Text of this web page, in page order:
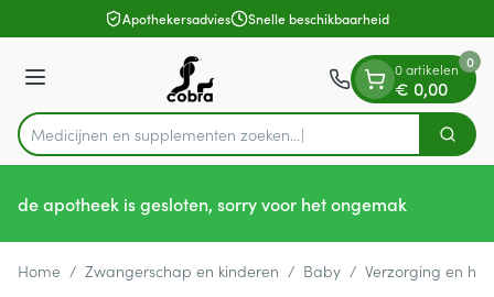
Ga naar de inhoudApothekersadvies Snelle beschikbaarheid
Menu
Product, merk, categorie...
Medicijnen en supplement Zoek
0 artikelen
€ 0,00
0
de apotheek is gesloten, sorry voor het ongemak
Home / Zwangerschap en kinderen / Baby / Verzorging en